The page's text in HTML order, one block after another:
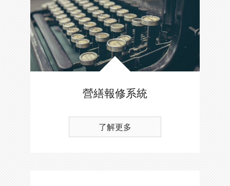
營繕報修系統
了解更多